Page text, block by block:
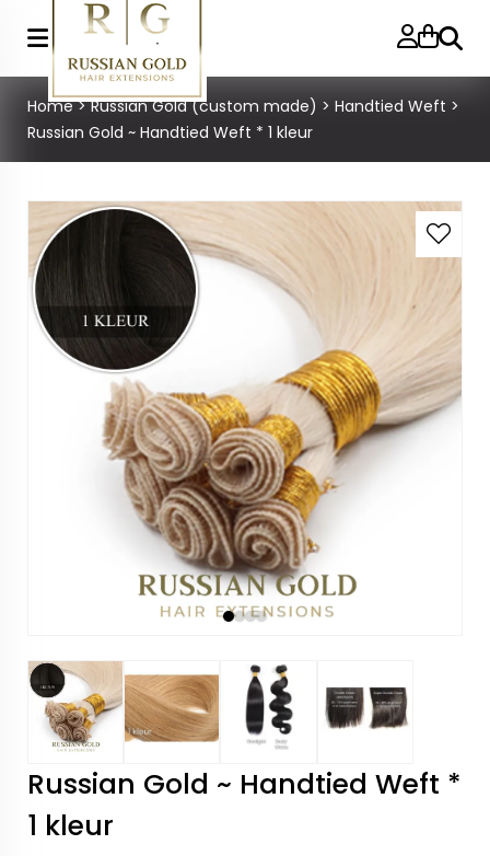
Home>Russian Gold (custom made) > Handtied Weft >
Russian Gold ~ Handtied Weft * 1 kleur
Russian Gold ~ Handtied Weft *
1 kleur